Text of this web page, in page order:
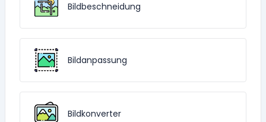
Bildbeschneidung
Bildanpassung
Bildkonverter